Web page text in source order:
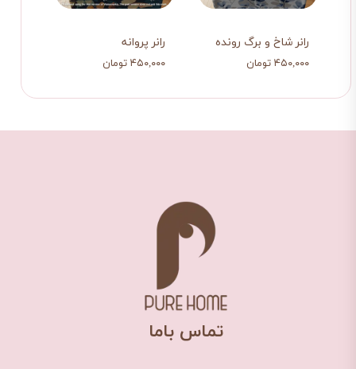
رانر پروانه
۴۵۰,۰۰۰ تومان
رانر شاخ و برگ رونده
۴۵۰,۰۰۰ تومان
​تماس باما